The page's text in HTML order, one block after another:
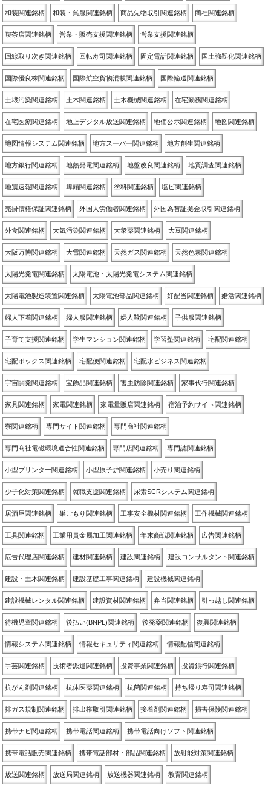
和装関連銘柄 和装・呉服関連銘柄 商品先物取引関連銘柄 商社関連銘柄
喫茶店関連銘柄 営業・販売支援関連銘柄 営業支援関連銘柄
回線取り次ぎ関連銘柄 回転寿司関連銘柄 固定電話関連銘柄 国土強靱化関連銘柄
国際優良株関連銘柄 国際航空貨物混載関連銘柄 国際輸送関連銘柄
土壌汚染関連銘柄 土木関連銘柄 土木機械関連銘柄 在宅勤務関連銘柄
在宅医療関連銘柄 地上デジタル放送関連銘柄 地価公示関連銘柄 地図関連銘柄
地図情報システム関連銘柄 地方スーパー関連銘柄 地方創生関連銘柄
地方銀行関連銘柄 地熱発電関連銘柄 地盤改良関連銘柄 地質調査関連銘柄
地震速報関連銘柄 埠頭関連銘柄 塗料関連銘柄 塩ビ関連銘柄
売掛債権保証関連銘柄 外国人労働者関連銘柄 外国為替証拠金取引関連銘柄
外食関連銘柄 大気汚染関連銘柄 大衆薬関連銘柄 大豆関連銘柄
大阪万博関連銘柄 大雪関連銘柄 天然ガス関連銘柄 天然色素関連銘柄
太陽光発電関連銘柄 太陽電池・太陽光発電システム関連銘柄
太陽電池製造装置関連銘柄 太陽電池部品関連銘柄 好配当関連銘柄 婚活関連銘柄
婦人下着関連銘柄 婦人服関連銘柄 婦人靴関連銘柄 子供服関連銘柄
子育て支援関連銘柄 学生マンション関連銘柄 学習塾関連銘柄 宅配関連銘柄
宅配ボックス関連銘柄 宅配便関連銘柄 宅配水ビジネス関連銘柄
宇宙開発関連銘柄 宝飾品関連銘柄 害虫防除関連銘柄 家事代行関連銘柄
家具関連銘柄 家電関連銘柄 家電量販店関連銘柄 宿泊予約サイト関連銘柄
寮関連銘柄 専門サイト関連銘柄 専門商社関連銘柄
専門商社電磁環境適合性関連銘柄 専門店関連銘柄 専門誌関連銘柄
小型プリンター関連銘柄 小型原子炉関連銘柄 小売り関連銘柄
少子化対策関連銘柄 就職支援関連銘柄 尿素SCRシステム関連銘柄
居酒屋関連銘柄 巣ごもり関連銘柄 工事安全機材関連銘柄 工作機械関連銘柄
工具関連銘柄 工業用貴金属加工関連銘柄 年末商戦関連銘柄 広告関連銘柄
広告代理店関連銘柄 建材関連銘柄 建設関連銘柄 建設コンサルタント関連銘柄
建設・土木関連銘柄 建設基礎工事関連銘柄 建設機械関連銘柄
建設機械レンタル関連銘柄 建設資材関連銘柄 弁当関連銘柄 引っ越し関連銘柄
待機児童関連銘柄 後払い(BNPL)関連銘柄 後発薬関連銘柄 復興関連銘柄
情報システム関連銘柄 情報セキュリティ関連銘柄 情報配信関連銘柄
手芸関連銘柄 技術者派遣関連銘柄 投資事業関連銘柄 投資銀行関連銘柄
抗がん剤関連銘柄 抗体医薬関連銘柄 抗菌関連銘柄 持ち帰り寿司関連銘柄
排ガス規制関連銘柄 排出権取引関連銘柄 接着剤関連銘柄 損害保険関連銘柄
携帯ナビ関連銘柄 携帯電話関連銘柄 携帯電話向けソフト関連銘柄
携帯電話販売関連銘柄 携帯電話部材・部品関連銘柄 放射能対策関連銘柄
放送関連銘柄 放送局関連銘柄 放送機器関連銘柄 教育関連銘柄